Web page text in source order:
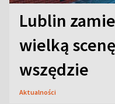
Lublin
wielką
wszędzie
Aktualności